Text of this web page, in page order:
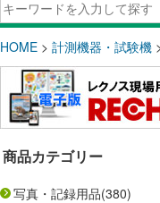
HOME > 計測機器・試験機
商品カテゴリー
写真・記録用品(380)